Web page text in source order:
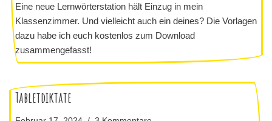
Eine neue Lernwörterstation hält Einzug in mein
Klassenzimmer. Und vielleicht auch ein deines? Die Vorlagen
dazu habe ich euch kostenlos zum Download
zusammengefasst!
Tabletdiktate